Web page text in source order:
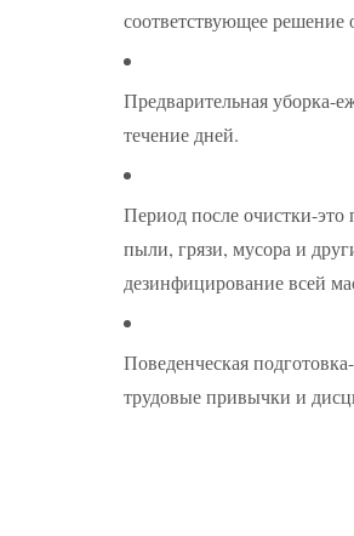
соответствующее решение
Предварительная уборка-
течение дней.
Период после очистки-это
пыли, грязи, мусора и
дезинфицирование всей
Поведенческая
трудовые привычки и